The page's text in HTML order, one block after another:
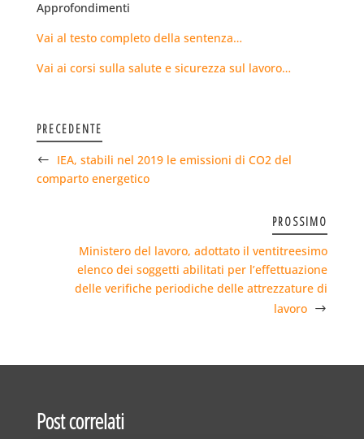
Approfondimenti
Vai al testo completo della sentenza…
Vai ai corsi sulla salute e sicurezza sul lavoro…
PRECEDENTE
IEA, stabili nel 2019 le emissioni di CO2 del
comparto energetico
PROSSIMO
Ministero del lavoro, adottato il ventitreesimo
elenco dei soggetti abilitati per l’effettuazione
delle verifiche periodiche delle attrezzature di
lavoro
Post correlati